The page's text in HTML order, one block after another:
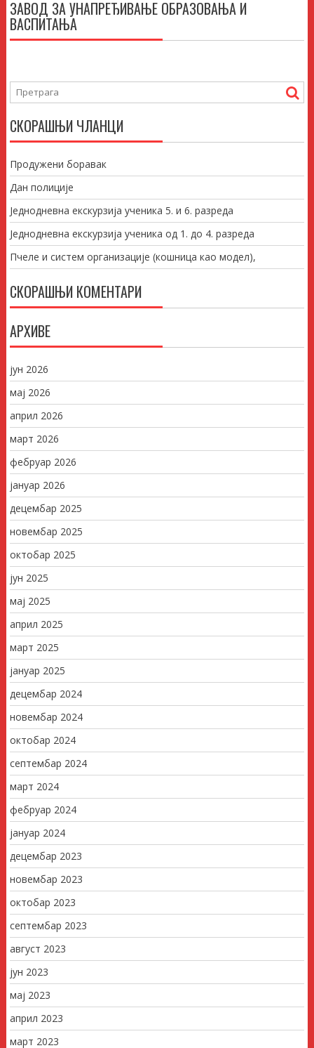
ЗАВОД ЗА УНАПРЕЂИВАЊЕ ОБРАЗОВАЊА И
ВАСПИТАЊА
СКОРАШЊИ ЧЛАНЦИ
Продужени боравак
Дан полиције
Једнодневна екскурзија ученика 5. и 6. разреда
Једнодневна екскурзија ученика од 1. до 4. разреда
Пчеле и систем организације (кошница као модел),
СКОРАШЊИ КОМЕНТАРИ
АРХИВЕ
јун 2026
мај 2026
април 2026
март 2026
фебруар 2026
јануар 2026
децембар 2025
новембар 2025
октобар 2025
јун 2025
мај 2025
април 2025
март 2025
јануар 2025
децембар 2024
новембар 2024
октобар 2024
септембар 2024
март 2024
фебруар 2024
јануар 2024
децембар 2023
новембар 2023
октобар 2023
септембар 2023
август 2023
јун 2023
мај 2023
април 2023
март 2023